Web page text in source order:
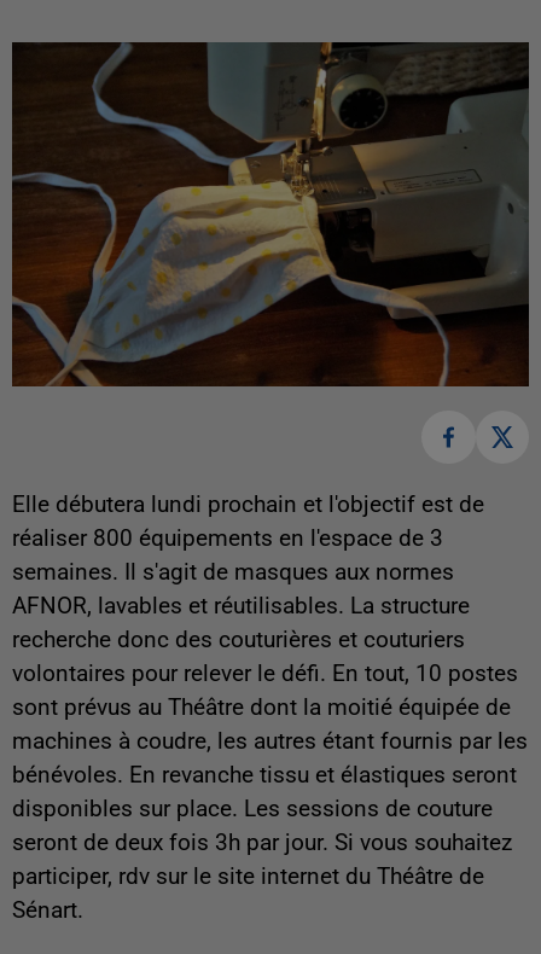
Elle débutera lundi prochain et l'objectif est de
réaliser 800 équipements en l'espace de 3
semaines. Il s'agit de masques aux normes
AFNOR, lavables et réutilisables. La structure
recherche donc des couturières et couturiers
volontaires pour relever le défi. En tout, 10 postes
sont prévus au Théâtre dont la moitié équipée de
machines à coudre, les autres étant fournis par les
bénévoles. En revanche tissu et élastiques seront
disponibles sur place. Les sessions de couture
seront de deux fois 3h par jour. Si vous souhaitez
participer, rdv sur le site internet du Théâtre de
Sénart.